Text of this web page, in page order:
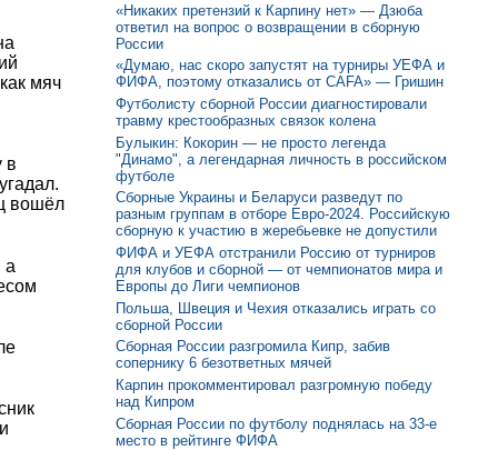
мяч
в
вошёл
а
«Никаких претензий к Карпину нет» — Дзюба
ответил на вопрос о возвращении в сборную
России
«Думаю, нас скоро запустят на турниры УЕФА и
ФИФА, поэтому отказались от CAFA» — Гришин
Футболисту сборной России диагностировали
травму крестообразных связок колена
Булыкин: Кокорин — не просто легенда
"Динамо", а легендарная личность в российском
футболе
Сборные Украины и Беларуси разведут по
разным группам в отборе Евро-2024. Российскую
сборную к участию в жеребьевке не допустили
ФИФА и УЕФА отстранили Россию от турниров
для клубов и сборной — от чемпионатов мира и
Европы до Лиги чемпионов
Польша, Швеция и Чехия отказались играть со
сборной России
Сборная России разгромила Кипр, забив
сопернику 6 безответных мячей
Карпин прокомментировал разгромную победу
над Кипром
Сборная России по футболу поднялась на 33-е
место в рейтинге ФИФА